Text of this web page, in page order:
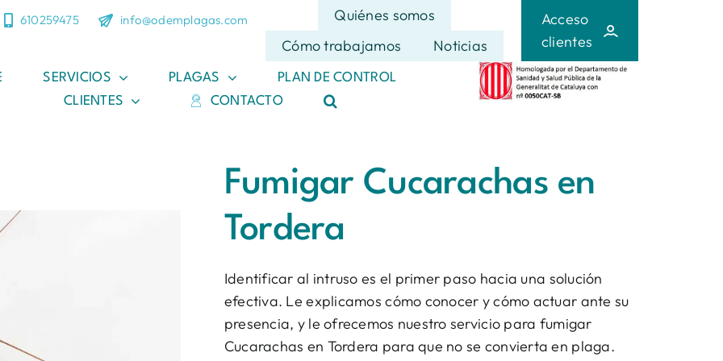
610259475 info@odemplagas.com
Quiénes somos
Cómo trabajamos
Noticias
Acceso
clientes
SERVICIOS PLAGAS
PLAN DE CONTROL
CLIENTES
CONTACTO
Fumigar Cucarachas en
Tordera
Identificar al intruso es el primer paso hacia una solución
efectiva. Le explicamos cómo conocer y cómo actuar ante su
presencia, y le ofrecemos nuestro servicio para fumigar
Cucarachas en Tordera para que no se convierta en plaga.